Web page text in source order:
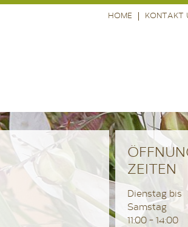
HOME KONTAKT
ZEITEN
Dienstag bis
Samstag
11:00 - 14:00